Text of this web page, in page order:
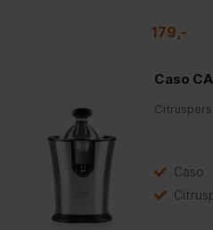
179,-
Caso
Citruspers
Caso